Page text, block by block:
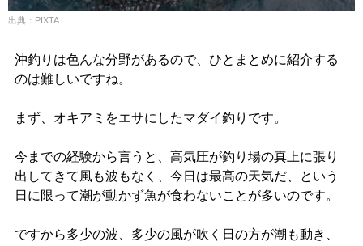
出典：PIXTA
沖釣りは色んな分野があるので、ひとまとめに紹介する
のは難しいですね。
まず、オキアミをエサにしたマダイ釣りです。
今までの経験から言うと、高気圧が釣り場の真上に張り
出してきて風も波もなく、今日は最高の天気だ、という
日に限って潮が動かず魚が食わないことが多いのです。
ですから多少の波、多少の風が吹く日の方が潮も動き、